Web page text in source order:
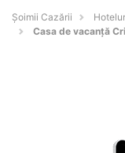
Șoimii Cazării
Casa de vacanță